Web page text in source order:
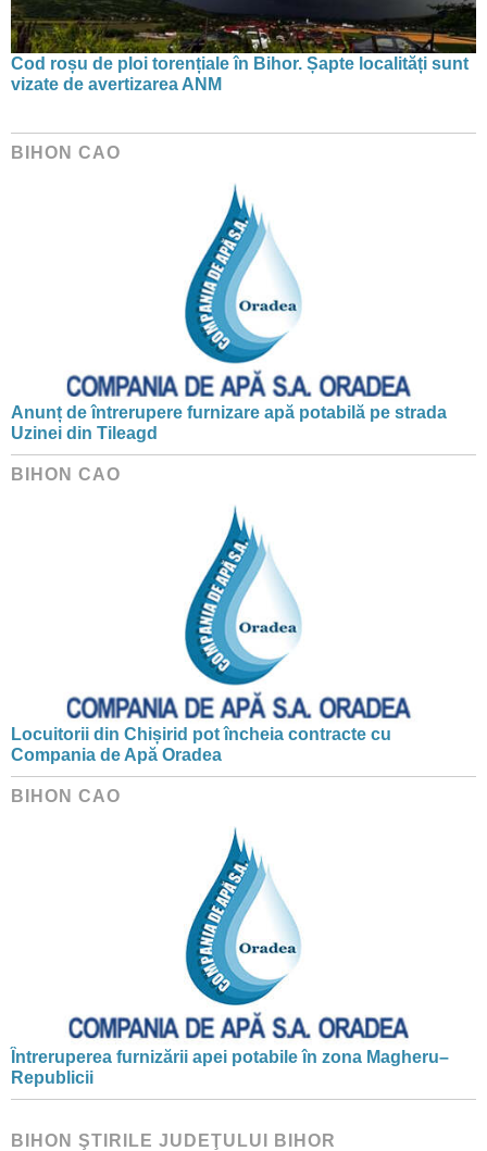
Cod roșu de ploi torențiale în Bihor. Șapte localități sunt
vizate de avertizarea ANM
BIHON CAO
Anunț de întrerupere furnizare apă potabilă pe strada
Uzinei din Tileagd
BIHON CAO
Locuitorii din Chișirid pot încheia contracte cu
Compania de Apă Oradea
BIHON CAO
Întreruperea furnizării apei potabile în zona Magheru–
Republicii
BIHON ŞTIRILE JUDEŢULUI BIHOR